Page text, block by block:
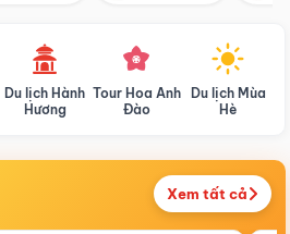
Du lịch Hành
Hương
Tour Hoa Anh
Đào
Du lịch Mùa
Hè
Xem tất cả
Điểm nổi bật